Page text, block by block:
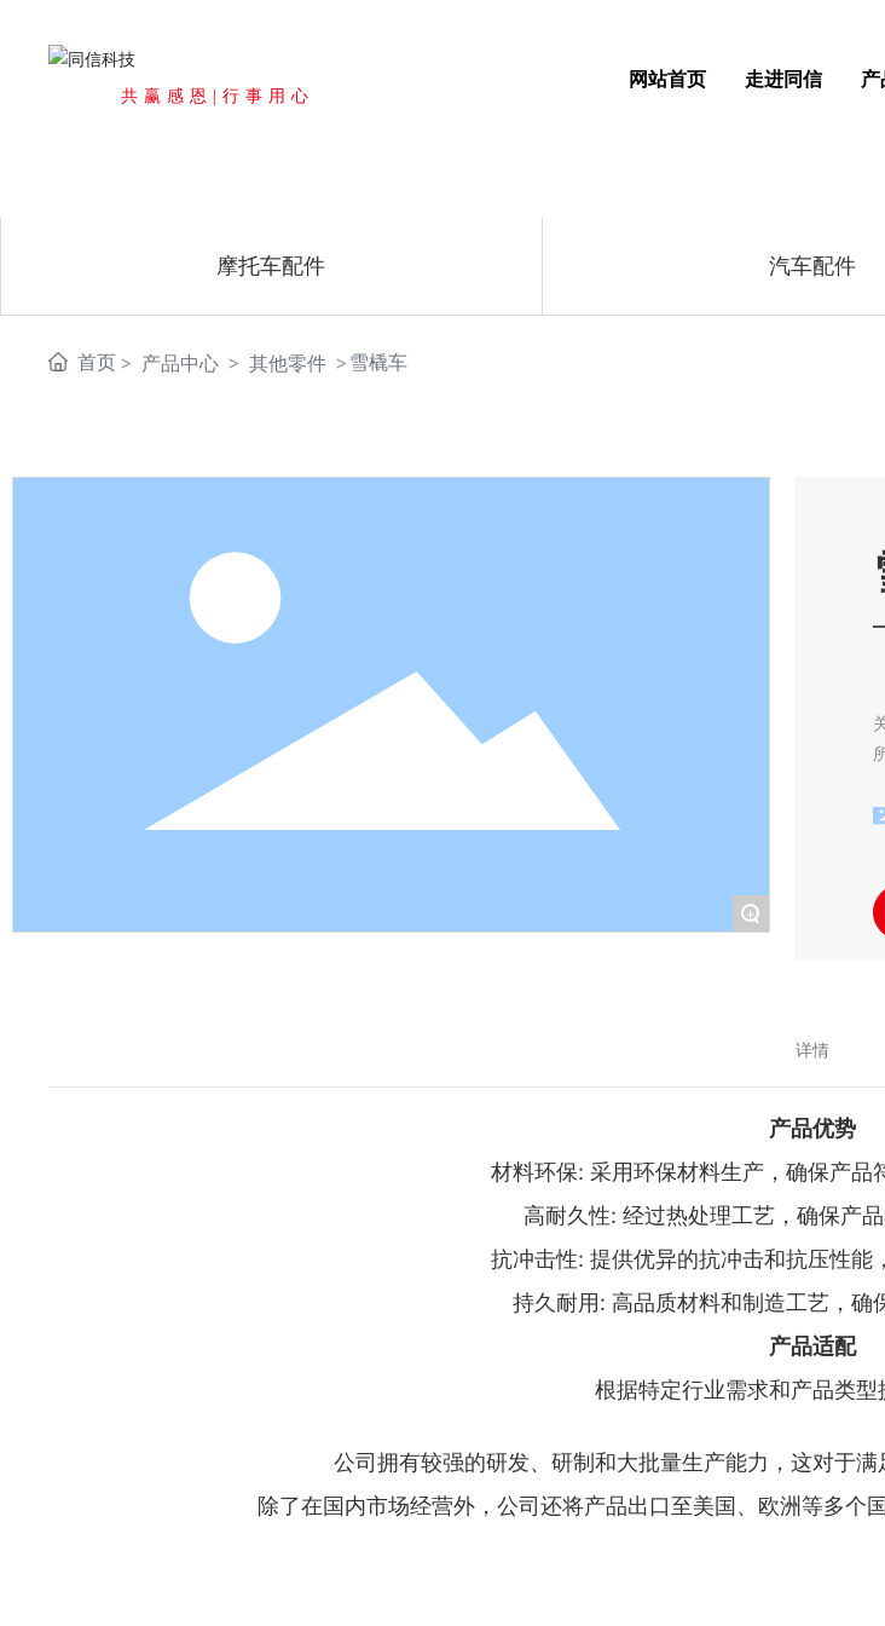
共赢感恩|行事用心
网站首页 走进同信
摩托车配件 汽车配件
首页 产品中心 其他零件 雪橇车
+
详情
产品优势
材料环保: 采用环保材料生产，确保产品
高耐久性: 经过热处理工艺，确保产
抗冲击性: 提供优异的抗冲击和抗压性能
持久耐用: 高品质材料和制造工艺，确
产品适配
根据特定行业需求和产品类型
公司拥有较强的研发、研制和大批量生产能力，这对于满
除了在国内市场经营外，公司还将产品出口至美国、欧洲等多个